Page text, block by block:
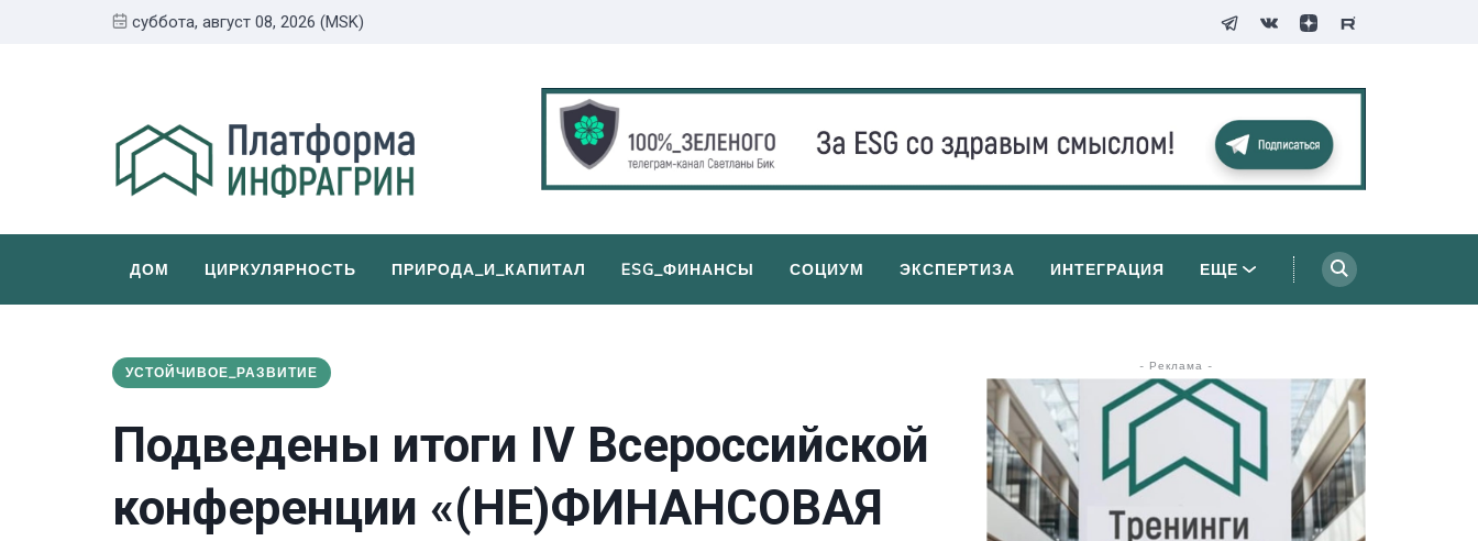
суббота, август 08, 2026 (MSK)
ДОМ ЦИРКУЛЯРНОСТЬ ПРИРОДА_И_КАПИТАЛ ESG_ФИНАНСЫ СОЦИУМ ЭКСПЕРТИЗА ИНТЕГРАЦИЯ ЕЩЕ
УСТОЙЧИВОЕ_РАЗВИТИЕ
Подведены итоги IV Всероссийской
конференции «(НЕ)ФИНАНСОВАЯ
- Реклама -